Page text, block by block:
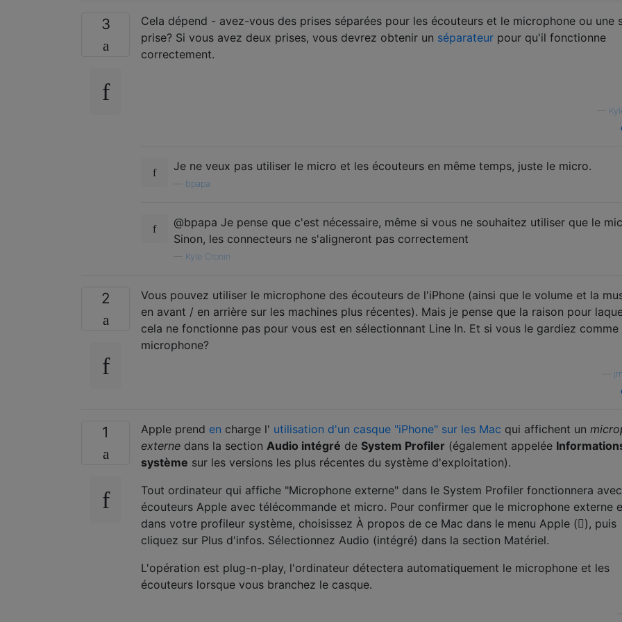
3
Cela dépend - avez-vous des prises séparées pour les écouteurs et le microphone ou une
prise? Si vous avez deux prises, vous devrez obtenir un séparateur pour qu'il fonctionne
correctement.
Je ne veux pas utiliser le micro et les écouteurs en même temps, juste le micro.
bpapa
@bpapa Je pense que c'est nécessaire, même si vous ne souhaitez utiliser que le
Sinon, les connecteurs ne s'aligneront pas correctement
Kyle Cronin
2
Vous pouvez utiliser le microphone des écouteurs de l'iPhone (ainsi que le volume et la
en avant / en arrière sur les machines plus récentes). Mais je pense que la raison pour
cela ne fonctionne pas pour vous est en sélectionnant Line In. Et si vous le gardiez comme
microphone?
1 Apple prend en charge l' utilisation d'un casque "iPhone" sur les Mac qui affichent un
externe dans la section Audio intégré de System Profiler (également appelée
système sur les versions les plus récentes du système d'exploitation).
Tout ordinateur qui affiche "Microphone externe" dans le System Profiler fonctionnera
écouteurs Apple avec télécommande et micro. Pour confirmer que le microphone externe
dans votre profileur système, choisissez À propos de ce Mac dans le menu Apple (), puis
cliquez sur Plus d'infos. Sélectionnez Audio (intégré) dans la section Matériel.
L'opération est plug-n-play, l'ordinateur détectera automatiquement le microphone et les
écouteurs lorsque vous branchez le casque.